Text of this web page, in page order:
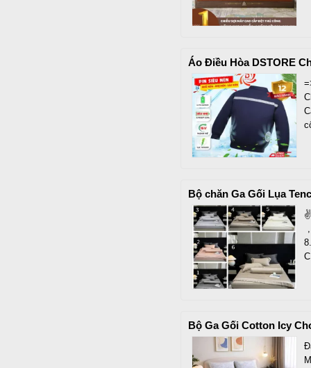
Áo Điều Hòa DSTORE
Bộ chăn Ga Gối Lụa
Bộ Ga Gối Cotton Icy